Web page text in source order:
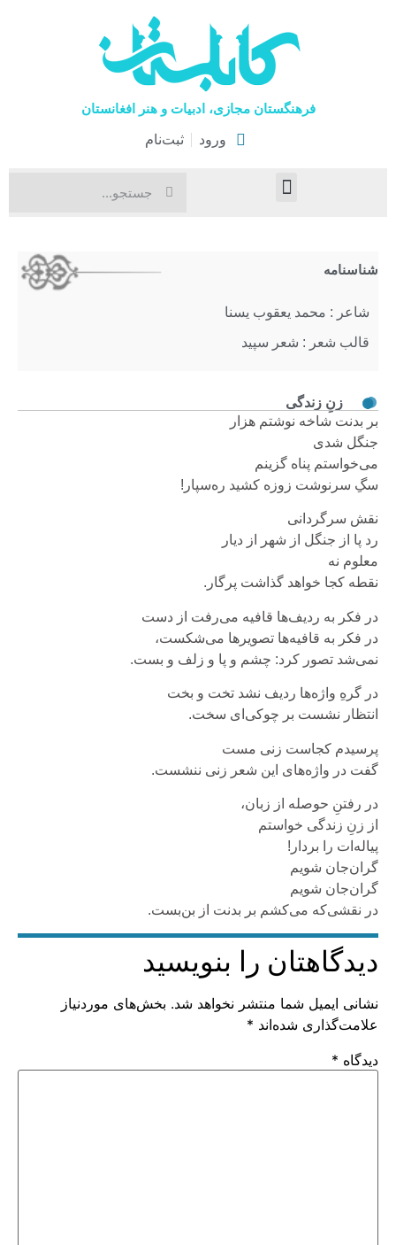
فرهنگستان مجازی، ادبیات و هنر افغانستان
ورود ثبت‌نام
زنِ زندگی
بر بدنت شاخه نوشتم هزار
جنگل شدی
می‌خواستم پناه گزینم
سگِ سرنوشت زوزه کشید ره‌سپار!
نقش سرگردانی
رد پا از جنگل از شهر از دیار
معلوم نه
نقطه کجا خواهد گذاشت پرگار.
در فکر به ردیف‌ها قافیه می‌رفت از دست
در فکر به قافیه‌ها تصویرها می‌شکست،
نمی‌شد تصور کرد: چشم و پا و زلف و بست.
در گرهِ واژه‌ها ردیف نشد تخت و بخت
انتظار نشست بر چوکی‌ای سخت.
پرسیدم کجاست زنی مست
گفت در واژه‌های این شعر زنی ننشست.
در رفتنِ حوصله از زبان،
از زنِ زندگی خواستم
پیاله‌ات را بردار!
گران‌جان شویم
گران‌جان شویم
در نقشی‌که می‌کشم بر بدنت از بن‌بست.
دیدگاهتان را بنویسید
نشانی ایمیل شما منتشر نخواهد شد. بخش‌های موردنیاز
علامت‌گذاری شده‌اند *
دیدگاه *
شناسنامه
شاعر : محمد یعقوب یسنا
قالب شعر : شعر سپید